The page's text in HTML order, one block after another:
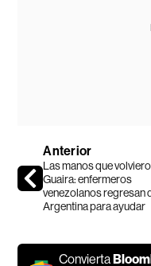
Anterior
Las manos que
Guaira: enfermeros
venezolanos regresan
Argentina para ayudar
Convierta